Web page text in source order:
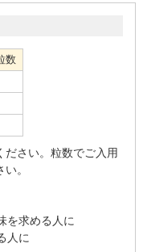
数
ださい。粒数でご入用
。
を求める人に
人に